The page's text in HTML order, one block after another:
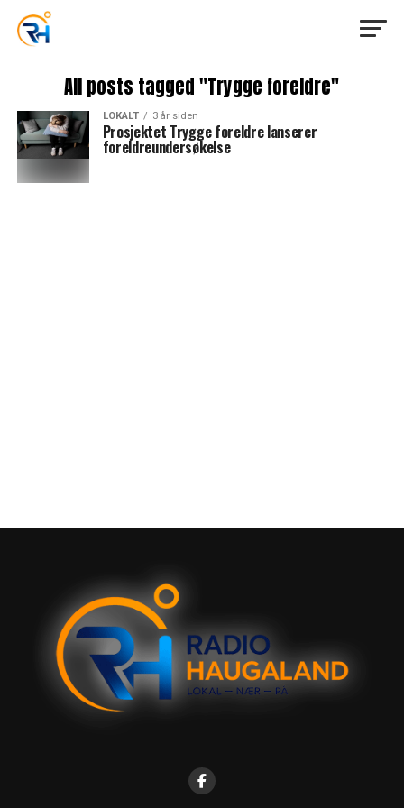
All posts tagged "Trygge foreldre"
LOKALT 3 år siden
Prosjektet Trygge foreldre lanserer
foreldreundersøkelse